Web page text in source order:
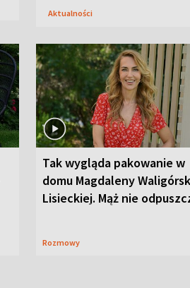
Aktualności
Tak wygląda pakowanie w
domu Magdaleny
Lisieckiej. Mąż nie
Rozmowy